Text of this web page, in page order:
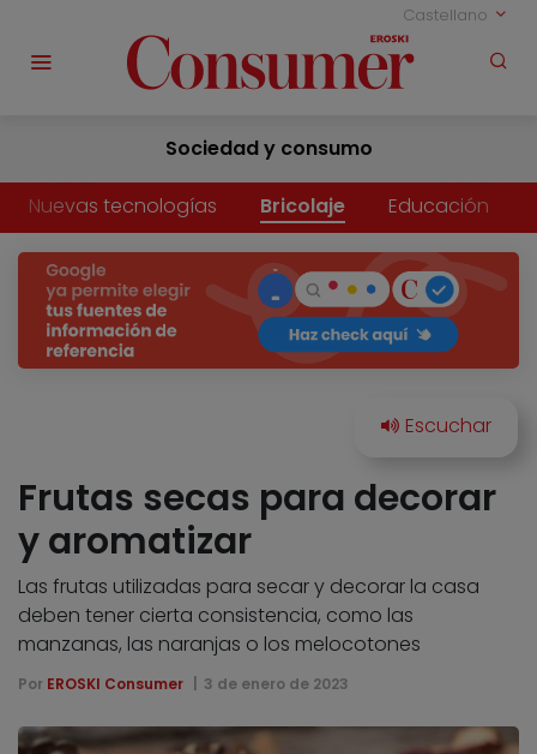
Castellano
Sociedad y consumo
Nuevas tecnologías Bricolaje Educación
Frutas secas para decorar
y aromatizar
Las frutas utilizadas para secar y decorar la casa
deben tener cierta consistencia, como las
manzanas, las naranjas o los melocotones
Por EROSKI Consumer 3 de enero de 2023